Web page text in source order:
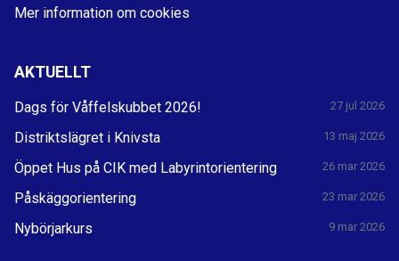
Mer information om cookies
AKTUELLT
Dags för Våffelskubbet 2026! 27 jul 2026
Distriktslägret i Knivsta 13 maj 2026
Öppet Hus på CIK med Labyrintorientering 26 mar 2026
Påskäggorientering 23 mar 2026
Nybörjarkurs 9 mar 2026